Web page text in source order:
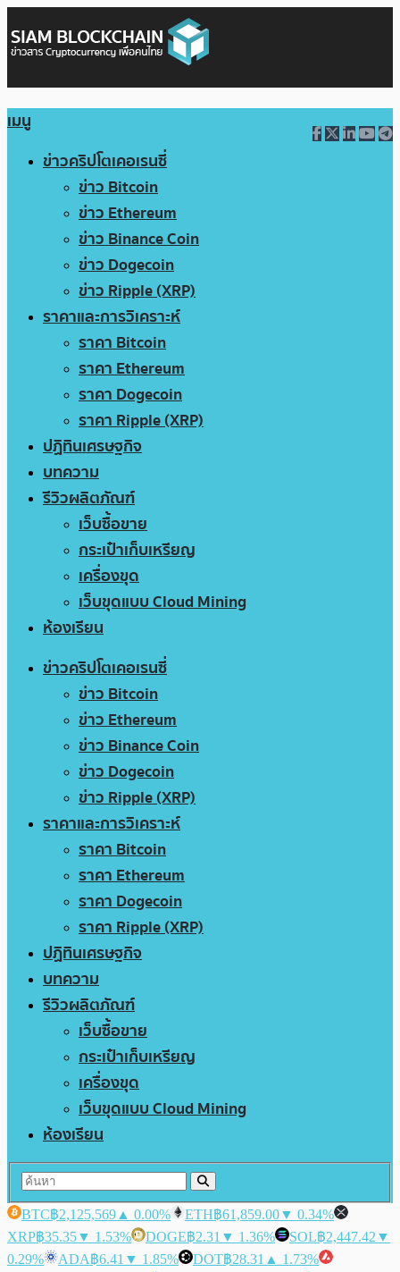
เมนู
ข่าวคริปโตเคอเรนซี่
ข่าว Bitcoin
ข่าว Ethereum
ข่าว Binance Coin
ข่าว Dogecoin
ข่าว Ripple (XRP)
ราคาและการวิเคราะห์
ราคา Bitcoin
ราคา Ethereum
ราคา Dogecoin
ราคา Ripple (XRP)
ปฏิทินเศรษฐกิจ
บทความ
รีวิวผลิตภัณฑ์
เว็บซื้อขาย
กระเป๋าเก็บเหรียญ
เครื่องขุด
เว็บขุดแบบ Cloud Mining
ห้องเรียน
ข่าวคริปโตเคอเรนซี่
ข่าว Bitcoin
ข่าว Ethereum
ข่าว Binance Coin
ข่าว Dogecoin
ข่าว Ripple (XRP)
ราคาและการวิเคราะห์
ราคา Bitcoin
ราคา Ethereum
ราคา Dogecoin
ราคา Ripple (XRP)
ปฏิทินเศรษฐกิจ
บทความ
รีวิวผลิตภัณฑ์
เว็บซื้อขาย
กระเป๋าเก็บเหรียญ
เครื่องขุด
เว็บขุดแบบ Cloud Mining
ห้องเรียน
BTC฿2,125,569 ▲ 0.00% ETH฿61,859.00▼ 0.34%
XRP฿35.35▼ 1.53% DOGE฿2.31 ▼ 1.36% SOL฿2,447.42 ▼
0.29%
ADA฿6.41 ▼ 1.85% DOT฿28.31 ▲ 1.73%